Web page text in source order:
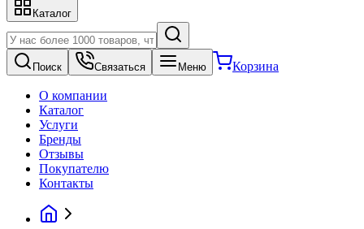
Каталог
Поиск Связаться Меню Корзина
О компании
Каталог
Услуги
Бренды
Отзывы
Покупателю
Контакты